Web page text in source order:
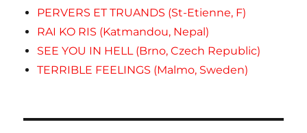
PERVERS ET TRUANDS (St-Etienne, F)
RAI KO RIS (Katmandou, Nepal)
SEE YOU IN HELL (Brno, Czech Republic)
TERRIBLE FEELINGS (Malmo, Sweden)